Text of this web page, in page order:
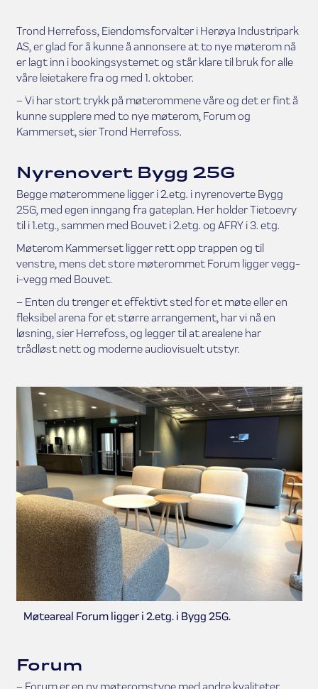
Trond Herrefoss, Eiendomsforvalter i Herøya Industripark
AS, er glad for å kunne å annonsere at to nye møterom nå
er lagt inn i bookingsystemet og står klare til bruk for alle
våre leietakere fra og med 1. oktober.
– Vi har stort trykk på møterommene våre og det er fint å
kunne supplere med to nye møterom, Forum og
Kammerset, sier Trond Herrefoss.
Nyrenovert Bygg 25G
Begge møterommene ligger i 2.etg. i nyrenoverte Bygg
25G, med egen inngang fra gateplan. Her holder Tietoevry
til i 1.etg., sammen med Bouvet i 2.etg. og AFRY i 3. etg.
Møterom Kammerset ligger rett opp trappen og til
venstre, mens det store møterommet Forum ligger vegg-
i-vegg med Bouvet.
– Enten du trenger et effektivt sted for et møte eller en
fleksibel arena for et større arrangement, har vi nå en
løsning, sier Herrefoss, og legger til at arealene har
trådløst nett og moderne audiovisuelt utstyr.
Møteareal Forum ligger i 2.etg. i Bygg 25G.
Forum